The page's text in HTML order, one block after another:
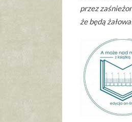
przez
że będą